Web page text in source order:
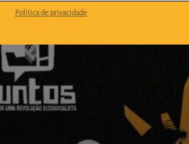
Política de privacidade